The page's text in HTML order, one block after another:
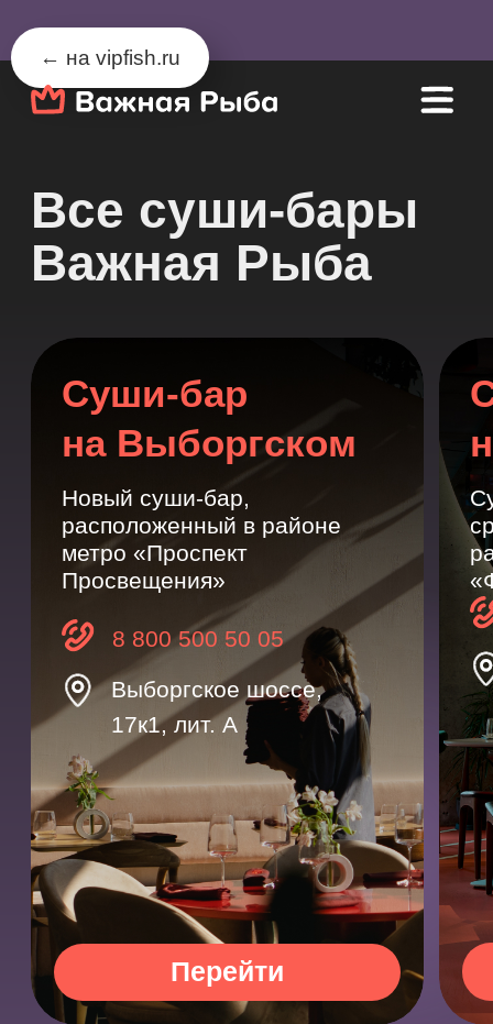
← на vipfish.ru
Важная Рыба
Суши-бар
Выборгское шоссе,
17к1, лит. А
8 800 500 50 05
Перейти
Новый суши-бар,
расположенный в районе
метро «Проспект
Просвещения»
Суши-бар
Парфёновская
Суши-бар
среди жилых
8 800 500 50